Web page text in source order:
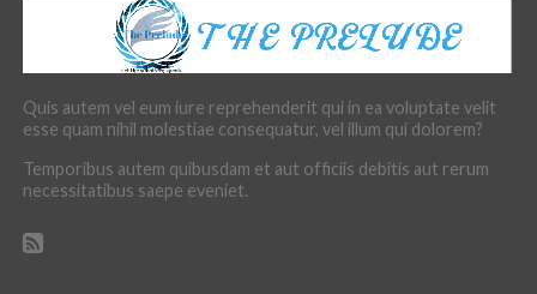
Quis autem vel eum iure reprehenderit qui in ea voluptate velit
esse quam nihil molestiae consequatur, vel illum qui dolorem?
Temporibus autem quibusdam et aut officiis debitis aut rerum
necessitatibus saepe eveniet.